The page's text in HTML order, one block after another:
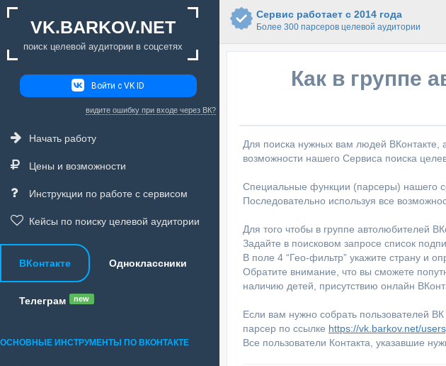
Сервис работает с 2014 года
Более 300 парсеров целевой аудитории
Как в группе
Для поиска нужных вам людей ВКонтакте,
возможности нашего Сервиса поиска
Специальные функции (парсеры) нашего
Последовательно используя все
Для того чтобы в группе автолюбителей
Задайте в поисковом запросе список
В поле 4 “Гео-фильтр” укажите страну и
Обратите внимание, что вы сможете
наличию детей, присутствию онлайн
Если вам нужно собрать пользователей
парсер по ссылке https://vk.barkov.net/
Все пользователи Контакта, указавшие
VK.BARKOV.NET
поиск целевой аудитории в соцсетях
Войти с VK ID
видите ошибку при входе через ВК?
Начать работу
Цены и возможности
Инструкции по работе с сервисом
Кейсы по поиску целевой аудитории
ВКонтакте Одноклассники
Телеграм new
ОСНОВНЫЕ ИНСТРУМЕНТЫ ПО ВКОНТАКТЕ